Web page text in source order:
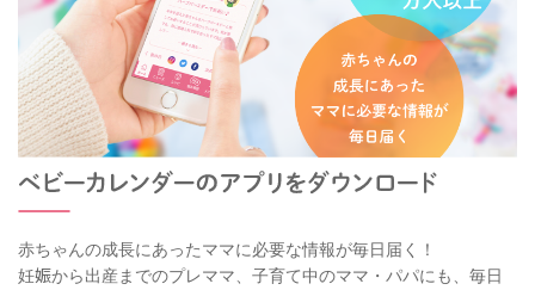
2026/4/20 9:36
赤ちゃんの成長にあったママに必要な情報が毎日届く！
妊娠から出産までのプレママ、子育て中のママ・パパにも、毎日